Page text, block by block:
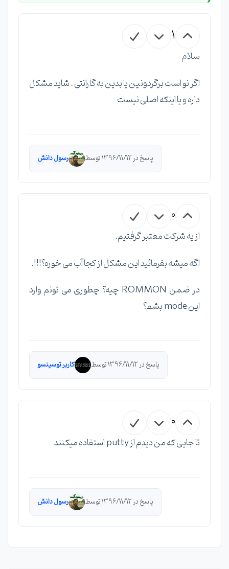
1
سلام
اگر نو است برگردونین یا بدین به گارانتی . شاید مشکل
داره و یا اینکه اصلی نیست
پاسخ در 1396/11/12 توسط رسول دانش
0
از یه شرکت معتبر گرفتیم.
اگه میشه بفرمائید این مشکل از کجا آب می خوره؟!!!.
در ضمن ROMMON چیه؟ چطوری می تونم وارد
این mode بشم؟
پاسخ در 1396/11/12 توسط کاربر توسینسو
0
تا جایی که من دیدم از putty استفاده میکنند
پاسخ در 1396/11/12 توسط رسول دانش